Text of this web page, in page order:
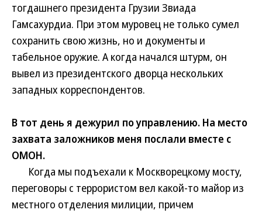
тогдашнего президента Грузии Звиада
Гамсахурдиа. При этом муровец не только сумел
сохранить свою жизнь, но и документы и
табельное оружие. А когда начался штурм, он
вывел из президентского дворца нескольких
западных корреспондентов.
В тот день я дежурил по управлению. На место
захвата заложников меня послали вместе с
ОМОН.
Когда мы подъехали к Москворецкому мосту,
переговоры с террористом вел какой-то майор из
местного отделения милиции, причем